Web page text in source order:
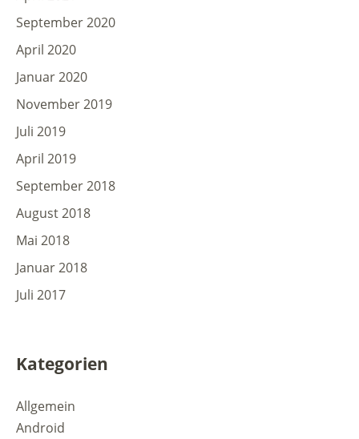
September 2020
April 2020
Januar 2020
November 2019
Juli 2019
April 2019
September 2018
August 2018
Mai 2018
Januar 2018
Juli 2017
Kategorien
Allgemein
Android